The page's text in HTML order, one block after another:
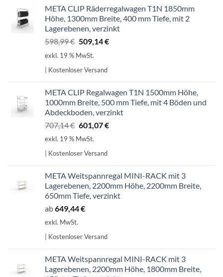
META CLIP Räderregalwagen T1N 1850mm
Höhe, 1300mm Breite, 400 mm Tiefe, mit 2
Lagerebenen, verzinkt
598,99€ Ursprünglicher
Preis
598,99 €
509,14€Aktueller
exkl. 19 % MwSt.
| Kostenloser Versand
META CLIP Regalwagen T1N 1500mm Höhe,
1000mm Breite, 500 mm Tiefe, mit 4 Böden und
Abdeckboden, verzinkt
707,14€ Ursprünglicher
Preis
707,14 €
601,07€Aktueller
exkl. 19 % MwSt.
| Kostenloser Versand
META Weitspannregal MINI-RACK mit 3
Lagerebenen, 2200mm Höhe, 2200mm Breite,
650mm Tiefe, verzinkt
ab649,44€
exkl. MwSt.
| Kostenloser Versand
META Weitspannregal MINI-RACK mit 3
Lagerebenen, 2200mm Höhe, 1800mm Breite,